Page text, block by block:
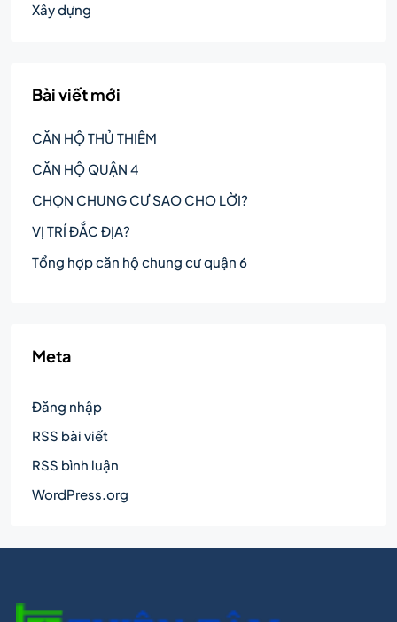
Xây dựng
Bài viết mới
CĂN HỘ THỦ THIÊM
CĂN HỘ QUẬN 4
CHỌN CHUNG CƯ SAO CHO LỜI?
VỊ TRÍ ĐẮC ĐỊA?
Tổng hợp căn hộ chung cư quận 6
Meta
Đăng nhập
RSS bài viết
RSS bình luận
WordPress.org